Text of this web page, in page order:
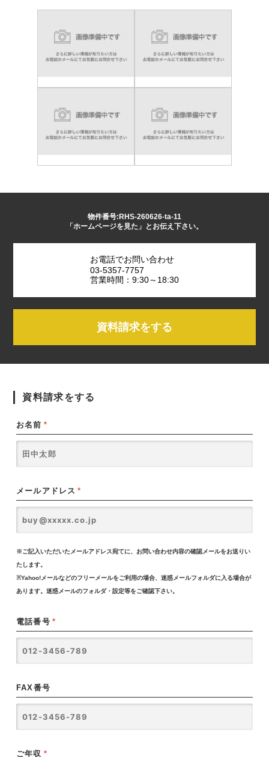
物件番号:RHS-260626-ta-11
「ホームページを見た」とお伝え下さい。
お電話でお問い合わせ
03-5357-7757
営業時間：9:30～18:30
資料請求をする
資料請求をする
お名前 *
メールアドレス *
※ご記入いただいたメールアドレス宛てに、お問い合わせ内容の確認メールをお送りい
たします。
※Yahoo!メールなどのフリーメールをご利用の場合、迷惑メールフォルダに入る場合が
あります。迷惑メールのフォルダ・設定等をご確認下さい。
電話番号 *
FAX番号
ご年収 *